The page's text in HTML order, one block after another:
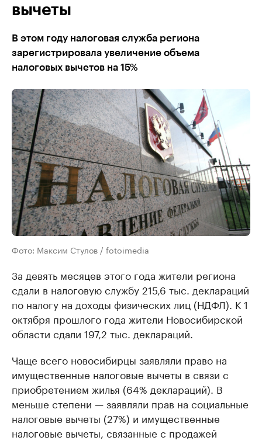
вычеты
В этом году налоговая служба региона
зарегистрировала увеличение объема
налоговых вычетов на 15%
Фото: Максим Стулов / fotoimedia
За девять месяцев этого года жители региона
сдали в налоговую службу 215,6 тыс. деклараций
по налогу на доходы физических лиц (НДФЛ). К 1
октября прошлого года жители Новосибирской
области сдали 197,2 тыс. деклараций.
Чаще всего новосибирцы заявляли право на
имущественные налоговые вычеты в связи с
приобретением жилья (64% деклараций). В
меньше степени — заявляли прав на социальные
налоговые вычеты (27%) и имущественные
налоговые вычеты, связанные с продажей